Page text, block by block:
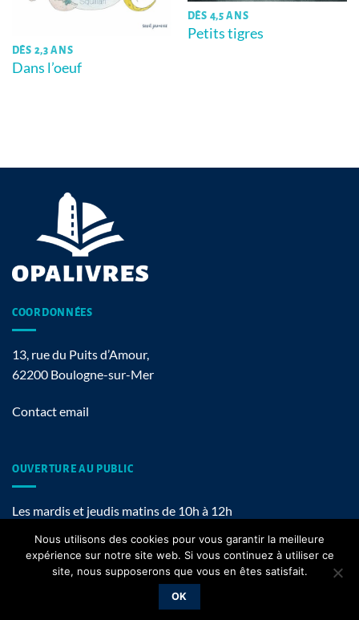
DÈS 2,3 ANS
Dans l’oeuf
DÈS 4,5 ANS
Petits tigres
COORDONNÉES
13, rue du Puits d’Amour,
62200 Boulogne-sur-Mer
Contact email
OUVERTURE AU PUBLIC
Les mardis et jeudis matins de 10h à 12h
Mentions légales
Copyright 2026 ©
Nous utilisons des cookies pour vous garantir la meilleure
expérience sur notre site web. Si vous continuez à utiliser ce
site, nous supposerons que vous en êtes satisfait.
OK